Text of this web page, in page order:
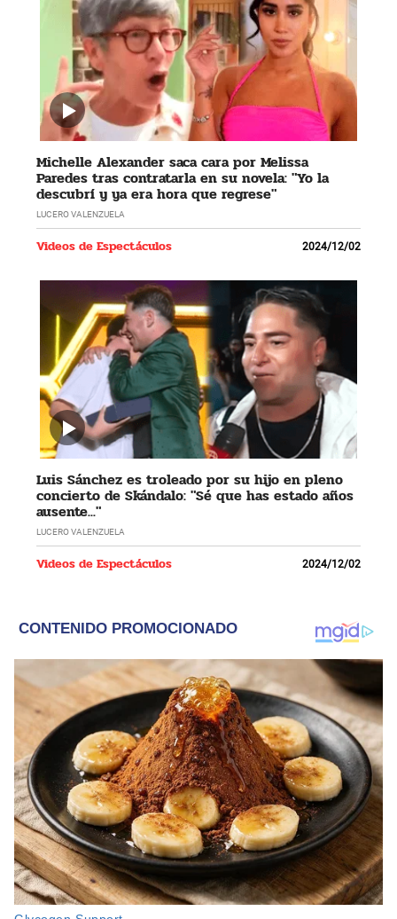
Michelle Alexander saca cara por Melissa
Paredes tras contratarla en su novela: "Yo la
descubrí y ya era hora que regrese"
LUCERO VALENZUELA
Videos de Espectáculos 2024/12/02
Luis Sánchez es troleado por su hijo en pleno
concierto de Skándalo: "Sé que has estado años
ausente..."
LUCERO VALENZUELA
Videos de Espectáculos 2024/12/02